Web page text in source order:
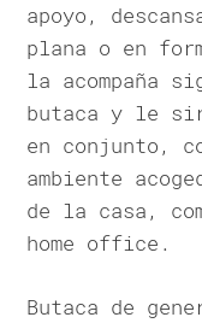
apoyo,
plana o en
la acompaña
butaca y le
en conjunto,
ambiente
de la casa,
home office.
Butaca de